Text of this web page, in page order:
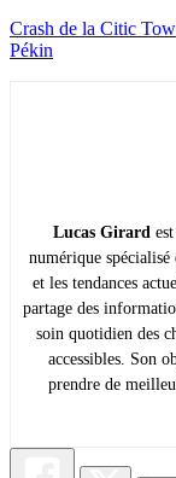
Crash de la Citic
Pékin
Lucas Girard
numérique spécialisé
et les tendances
partage des
soin quotidien des
accessibles. Son
prendre de